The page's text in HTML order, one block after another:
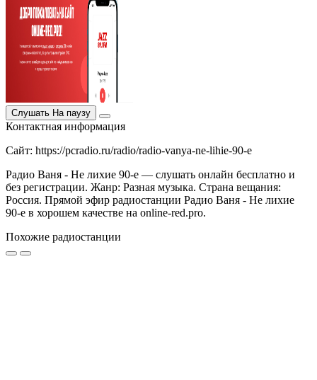
Слушать На паузу
Контактная информация
Сайт: https://pcradio.ru/radio/radio-vanya-ne-lihie-90-e
Радио Ваня - Не лихие 90-е — слушать онлайн бесплатно и
без регистрации. Жанр: Разная музыка. Страна вещания:
Россия. Прямой эфир радиостанции Радио Ваня - Не лихие
90-е в хорошем качестве на online-red.pro.
Похожие радиостанции